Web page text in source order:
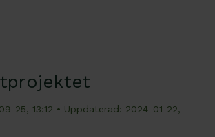
25, 13:12 • Uppdaterad: 2024-01-22,